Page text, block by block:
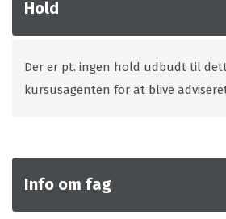
Hold
Der er pt. ingen hold udbudt til
kursusagenten for at blive
Info om fag